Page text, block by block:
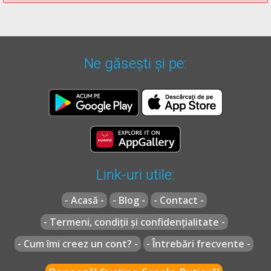
somnolență și nici nu este bine să vă bazați pe astfel de mituri.
Răspunsul corect este: B
Curs de conduită preventivă -->Curs de conduită preventivă
Ne găsești și pe:
Link-uri utile:
- Acasă - - Blog -
- Contact -
- Termeni, condiții și confidențialitate -
- Cum îmi creez un cont? -
- Întrebări frecvente -